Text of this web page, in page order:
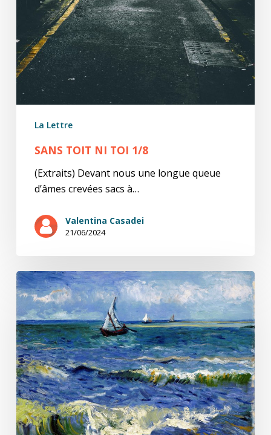
La Lettre
SANS TOIT NI TOI 1/8
(Extraits) Devant nous une longue queue
d’âmes crevées sacs à…
Valentina Casadei
21/06/2024
Gai
savoir
(11/20)
L’animal
malheureux